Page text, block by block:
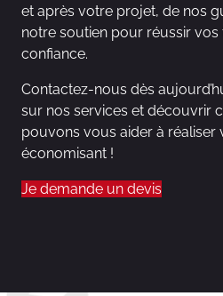
et après votre projet, de nos
notre soutien pour réussir
confiance.
Contactez-nous dès
sur nos services et découvrir
pouvons vous aider à réaliser
économisant !
Je demande un devis